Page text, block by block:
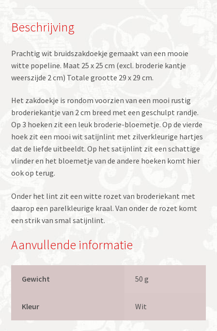
Beschrijving
Prachtig wit bruidszakdoekje gemaakt van een mooie
witte popeline. Maat 25 x 25 cm (excl. broderie kantje
weerszijde 2 cm) Totale grootte 29 x 29 cm.
Het zakdoekje is rondom voorzien van een mooi rustig
broderiekantje van 2 cm breed met een geschulpt randje.
Op 3 hoeken zit een leuk broderie-bloemetje. Op de vierde
hoek zit een mooi wit satijnlint met zilverkleurige hartjes
dat de liefde uitbeeldt. Op het satijnlint zit een schattige
vlinder en het bloemetje van de andere hoeken komt hier
ook op terug.
Onder het lint zit een witte rozet van broderiekant met
daarop een parelkleurige kraal. Van onder de rozet komt
een strik van smal satijnlint.
Aanvullende informatie
Gewicht 50 g
Kleur Wit